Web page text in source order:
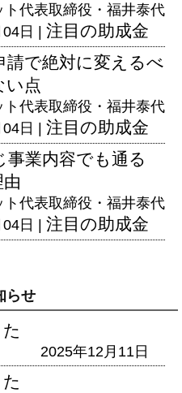
ト代表取締役・福井泰代
日 | 注目の助成金
請で絶対に変えるべ
い点
ト代表取締役・福井泰代
日 | 注目の助成金
事業内容でも通る
ト代表取締役・福井泰代
日 | 注目の助成金
らせ
2025年12月11日